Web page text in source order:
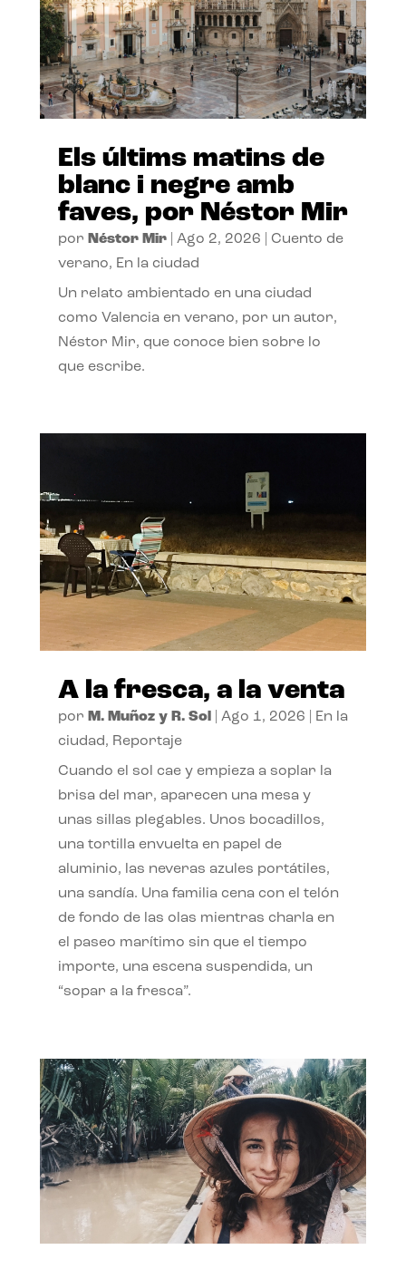
Els últims matins de
blanc i negre amb
faves, por Néstor Mir
por Néstor Mir| Ago 2, 2026
Cuento de
verano, En la ciudad
Un relato ambientado en una ciudad
como Valencia en verano, por un autor,
Néstor Mir, que conoce bien sobre lo
que escribe.
A la fresca, a la venta
por M. Muñoz y R. Sol| Ago 1, 2026
En la
ciudad, Reportaje
Cuando el sol cae y empieza a soplar la
brisa del mar, aparecen una mesa y
unas sillas plegables. Unos bocadillos,
una tortilla envuelta en papel de
aluminio, las neveras azules portátiles,
una sandía. Una familia cena con el telón
de fondo de las olas mientras charla en
el paseo marítimo sin que el tiempo
importe, una escena suspendida, un
“sopar a la fresca”.